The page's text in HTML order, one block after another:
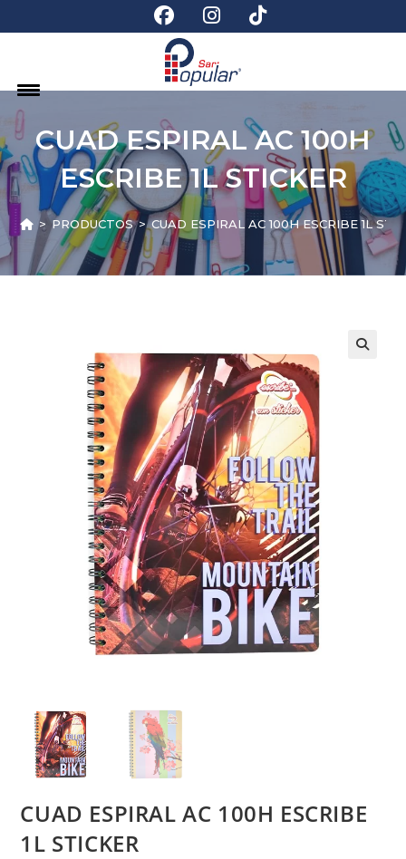
CUAD ESPIRAL AC 100H
ESCRIBE 1L STICKER
> PRODUCTOS > CUAD ESPIRAL AC 100H ESCRIBE 1L
CUAD ESPIRAL AC 100H ESCRIBE
1L STICKER